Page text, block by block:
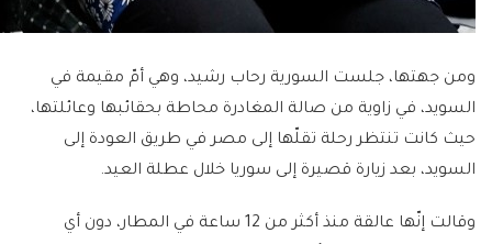
ومن جهتها، جلست السورية رحاب رشيد، وهي أمّ مقيمة في
السويد، في زاوية من صالة المغادرة محاطة بحقائبها وعائلتها،
حيث كانت تنتظر رحلة تقلّها إلى مصر في طريق العودة إلى
السويد، بعد زيارة قصيرة إلى سوريا خلال عطلة العيد.
وقالت إنّها عالقة منذ أكثر من 12 ساعة في المطار، دون أي